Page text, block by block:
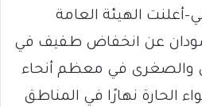
أعلنت الهيئة العامة
عن انخفاض طفيف في
والصغرى في معظم أنحاء
الحارة نهارًا في المناطق